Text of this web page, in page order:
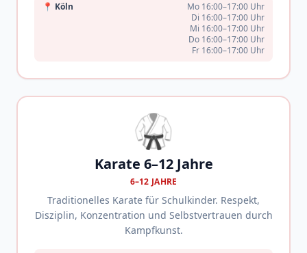
📍 Köln
Mo 16:00–17:00 Uhr
Di 16:00–17:00 Uhr
Mi 16:00–17:00 Uhr
Do 16:00–17:00 Uhr
Fr 16:00–17:00 Uhr
🥋
Karate 6–12 Jahre
6–12 JAHRE
Traditionelles Karate für Schulkinder. Respekt,
Disziplin, Konzentration und Selbstvertrauen durch
Kampfkunst.